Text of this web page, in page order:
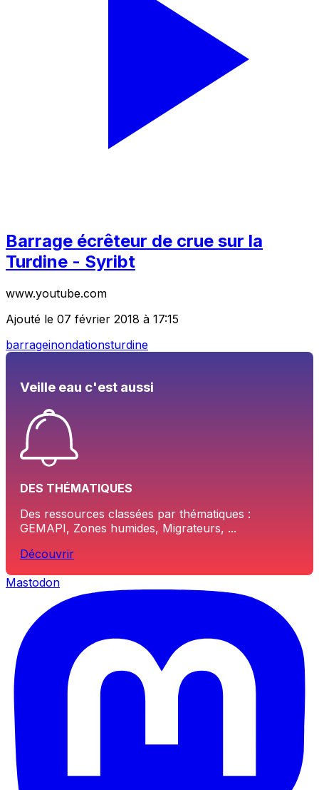
Barrage écrêteur de crue sur la
Turdine - Syribt
www.youtube.com
Ajouté le 07 février 2018 à 17:15
barrageinondationsturdine
Veille eau c'est aussi
DES THÉMATIQUES
Des ressources classées par thématiques :
GEMAPI, Zones humides, Migrateurs, ...
Découvrir
Mastodon